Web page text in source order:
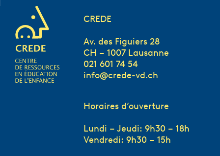
CREDE
Av. des Figuiers 28
CH – 1007 Lausanne
021 601 74 54
info@crede-vd.ch
Horaires d’ouverture
Lundi – Jeudi: 9h30 – 18h
Vendredi: 9h30 – 15h